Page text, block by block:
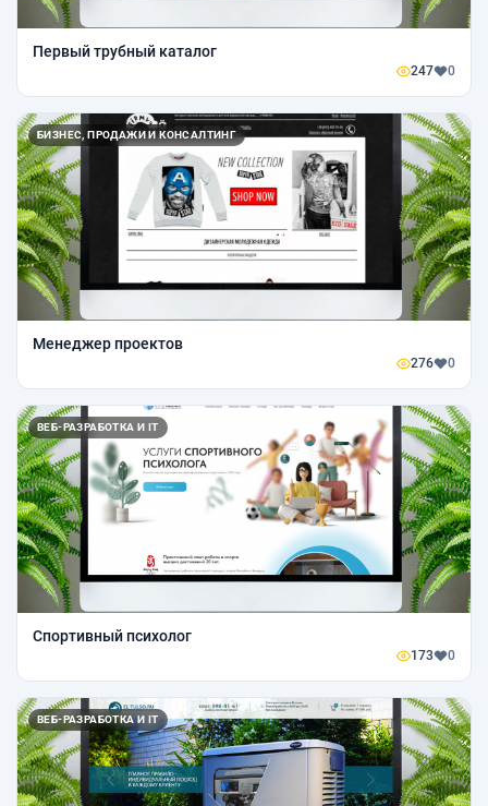
Первый трубный каталог
247 0
БИЗНЕС, ПРОДАЖИ И КОНСАЛТИНГ
Менеджер проектов
276 0
ВЕБ-РАЗРАБОТКА И IT
Спортивный психолог
173 0
ВЕБ-РАЗРАБОТКА И IT